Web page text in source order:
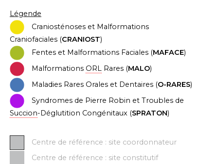
Légende
Craniosténoses et Malformations
Craniofaciales (CRANIOST)
Fentes et Malformations Faciales (MAFACE)
Malformations ORL Rares (MALO)
Maladies Rares Orales et Dentaires (O-RARES)
Syndromes de Pierre Robin et Troubles de
Succion-Déglutition Congénitaux (SPRATON)
Centre de référence : site coordonnateur
Centre de référence : site constitutif